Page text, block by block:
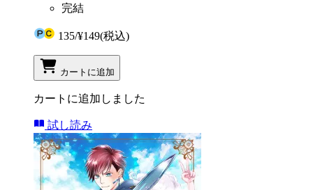
完結
135/¥149(税込)
カートに追加
カートに追加しました
試し読み